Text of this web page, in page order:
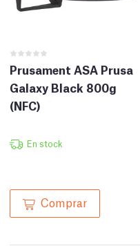
Prusament ASA Prusa
Galaxy Black 800g
(NFC)
En stock
Comprar